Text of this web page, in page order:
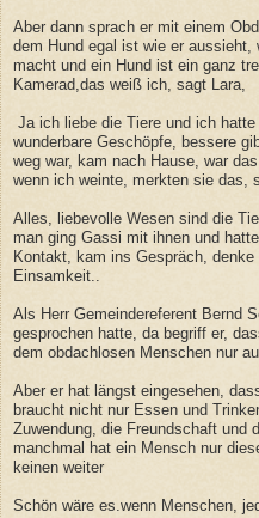
Aber dann sprach er mit einem
dem Hund egal ist wie er
macht und ein Hund ist ein ganz
Kamerad,das weiß ich, sagt Lara,
Ja ich liebe die Tiere und ich
wunderbare Geschöpfe, bessere
weg war, kam nach Hause, war
wenn ich weinte, merkten sie das,
Alles, liebevolle Wesen sind die
man ging Gassi mit ihnen und
Kontakt, kam ins Gespräch,
Einsamkeit..
Als Herr Gemeindereferent Bernd
gesprochen hatte, da begriff er,
dem obdachlosen Menschen nur
Aber er hat längst eingesehen,
braucht nicht nur Essen und
Zuwendung, die Freundschaft und
manchmal hat ein Mensch nur
keinen weiter
Schön wäre es.wenn Menschen,